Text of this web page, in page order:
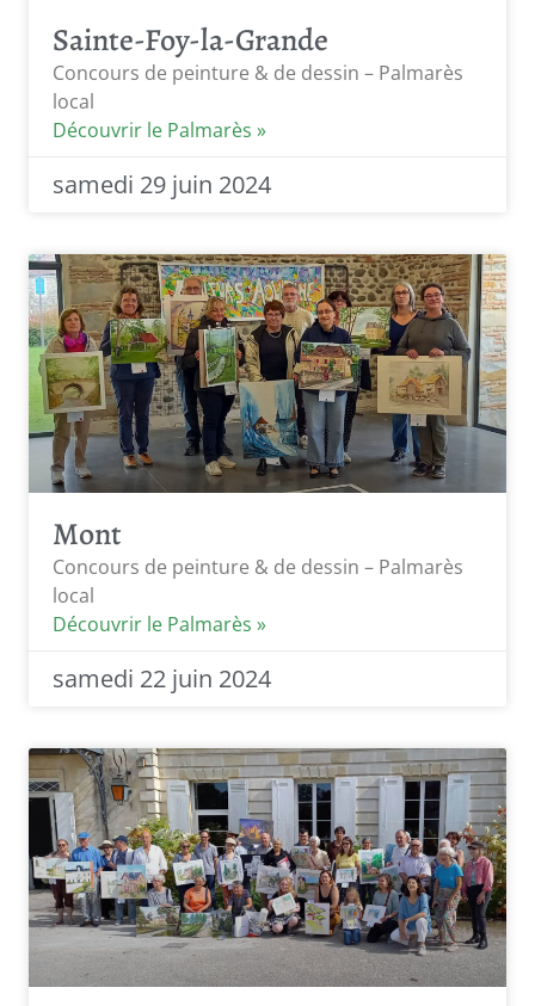
Sainte-Foy-la-Grande
Concours de peinture & de dessin – Palmarès
local
Découvrir le Palmarès »
samedi 29 juin 2024
Mont
Concours de peinture & de dessin – Palmarès
local
Découvrir le Palmarès »
samedi 22 juin 2024